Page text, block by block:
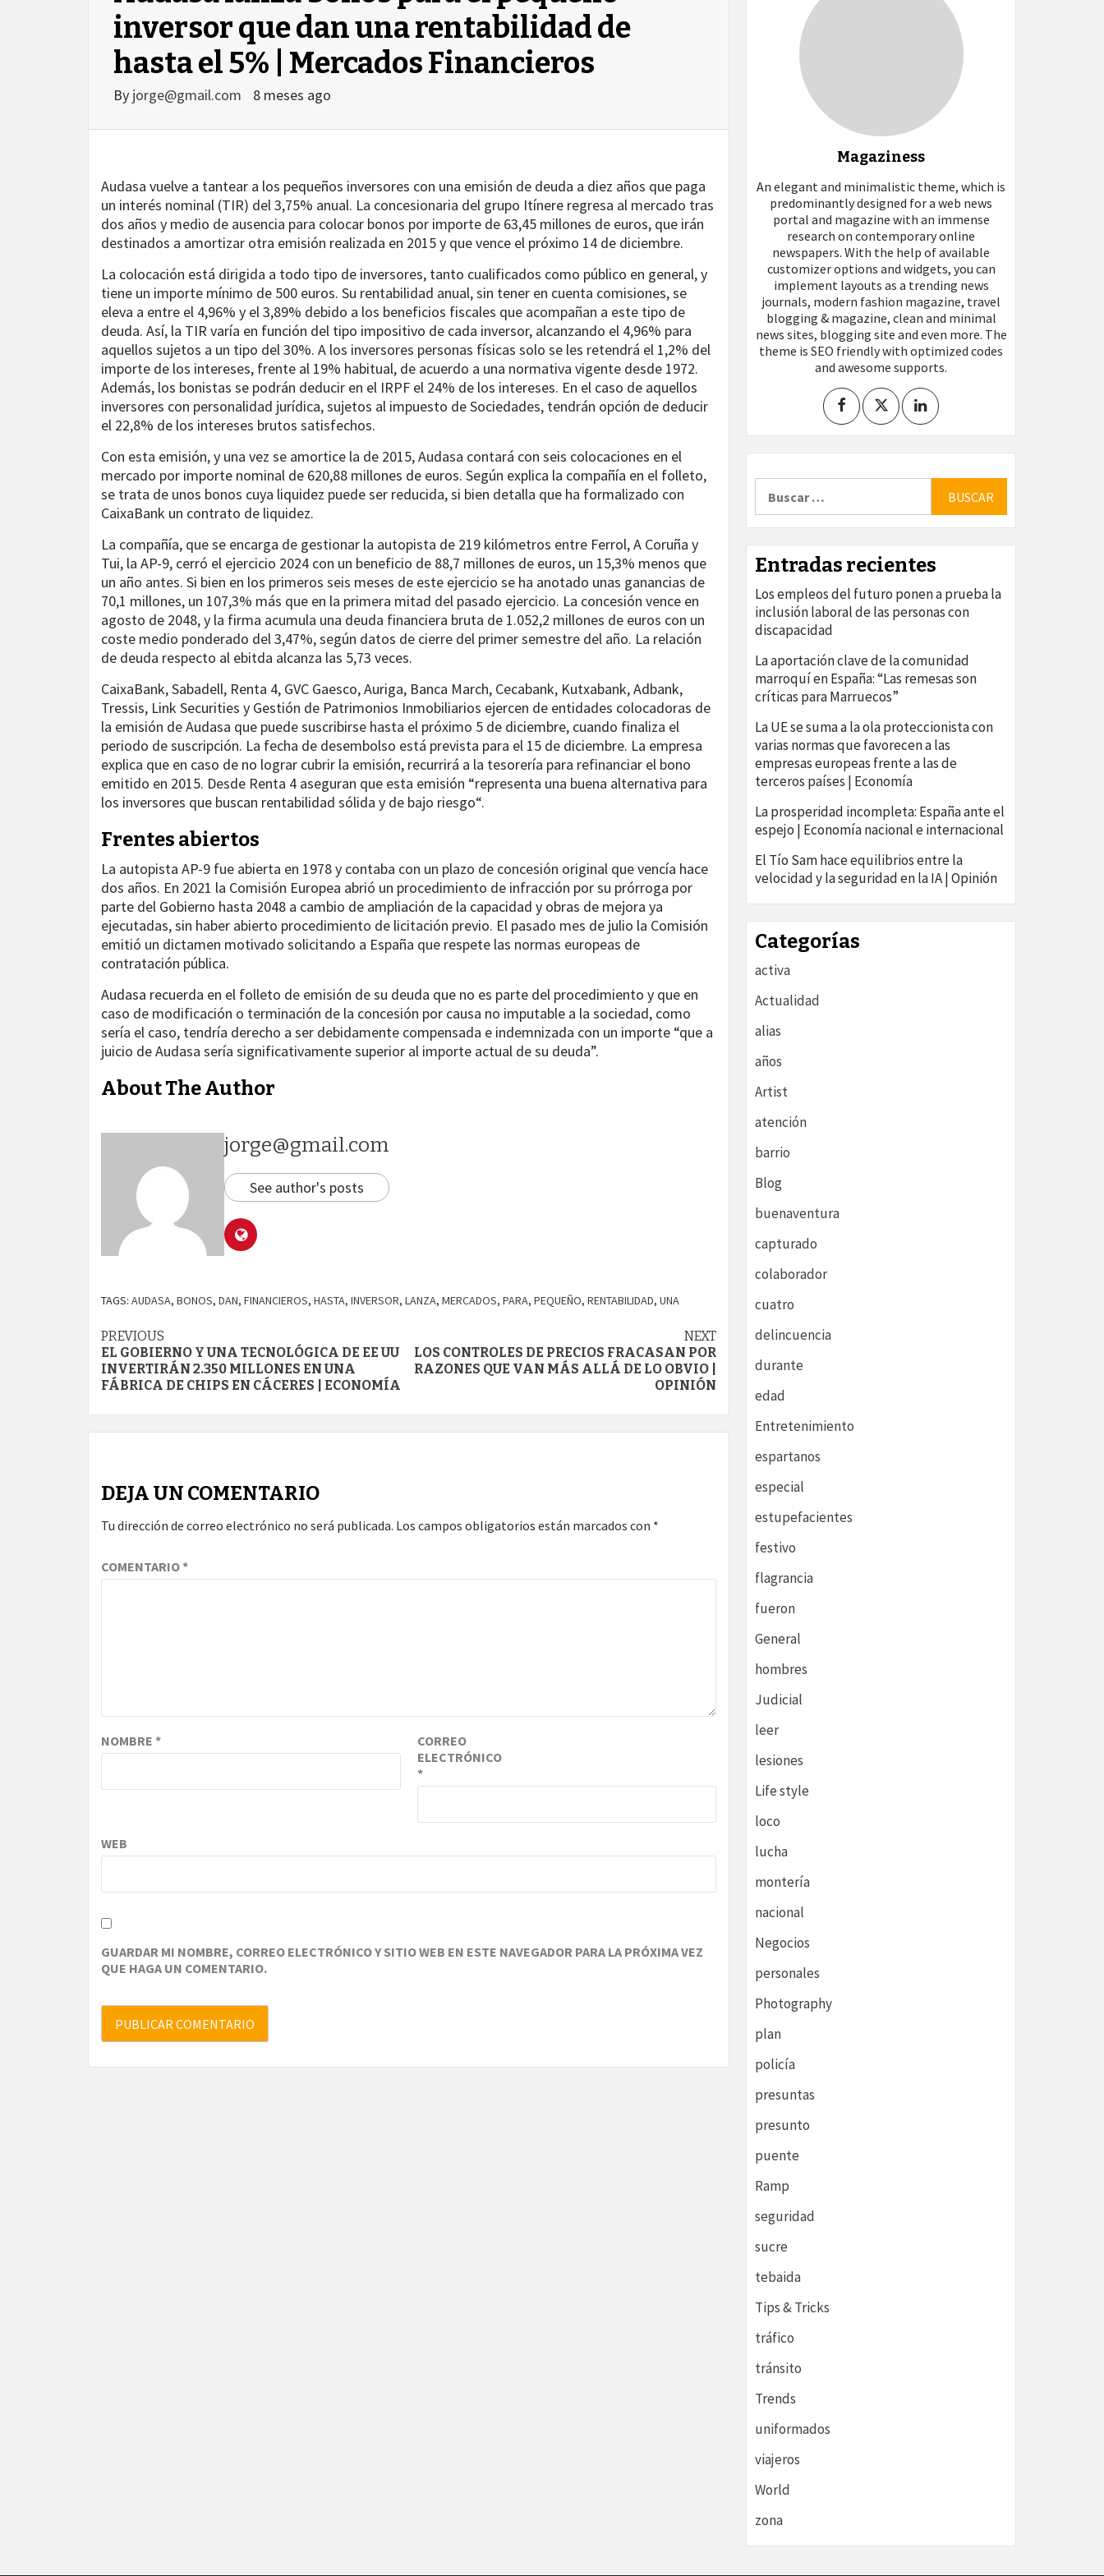
inversor que dan una rentabilidad de
hasta el 5% | Mercados Financieros
By jorge@gmail.com 8 meses ago
Audasa vuelve a tantear a los pequeños inversores con una emisión de deuda a diez años que paga
un interés nominal (TIR) del 3,75% anual. La concesionaria del grupo Itínere regresa al mercado tras
dos años y medio de ausencia para colocar bonos por importe de 63,45 millones de euros, que irán
destinados a amortizar otra emisión realizada en 2015 y que vence el próximo 14 de diciembre.
La colocación está dirigida a todo tipo de inversores, tanto cualificados como público en general, y
tiene un importe mínimo de 500 euros. Su rentabilidad anual, sin tener en cuenta comisiones, se
eleva a entre el 4,96% y el 3,89% debido a los beneficios fiscales que acompañan a este tipo de
deuda. Así, la TIR varía en función del tipo impositivo de cada inversor, alcanzando el 4,96% para
aquellos sujetos a un tipo del 30%. A los inversores personas físicas solo se les retendrá el 1,2% del
importe de los intereses, frente al 19% habitual, de acuerdo a una normativa vigente desde 1972.
Además, los bonistas se podrán deducir en el IRPF el 24% de los intereses. En el caso de aquellos
inversores con personalidad jurídica, sujetos al impuesto de Sociedades, tendrán opción de deducir
el 22,8% de los intereses brutos satisfechos.
Con esta emisión, y una vez se amortice la de 2015, Audasa contará con seis colocaciones en el
mercado por importe nominal de 620,88 millones de euros. Según explica la compañía en el folleto,
se trata de unos bonos cuya liquidez puede ser reducida, si bien detalla que ha formalizado con
CaixaBank un contrato de liquidez.
La compañía, que se encarga de gestionar la autopista de 219 kilómetros entre Ferrol, A Coruña y
Tui, la AP-9, cerró el ejercicio 2024 con un beneficio de 88,7 millones de euros, un 15,3% menos que
un año antes. Si bien en los primeros seis meses de este ejercicio se ha anotado unas ganancias de
70,1 millones, un 107,3% más que en la primera mitad del pasado ejercicio. La concesión vence en
agosto de 2048, y la firma acumula una deuda financiera bruta de 1.052,2 millones de euros con un
coste medio ponderado del 3,47%, según datos de cierre del primer semestre del año. La relación
de deuda respecto al ebitda alcanza las 5,73 veces.
CaixaBank, Sabadell, Renta 4, GVC Gaesco, Auriga, Banca March, Cecabank, Kutxabank, Adbank,
Tressis, Link Securities y Gestión de Patrimonios Inmobiliarios ejercen de entidades colocadoras de
la emisión de Audasa que puede suscribirse hasta el próximo 5 de diciembre, cuando finaliza el
periodo de suscripción. La fecha de desembolso está prevista para el 15 de diciembre. La empresa
explica que en caso de no lograr cubrir la emisión, recurrirá a la tesorería para refinanciar el bono
emitido en 2015. Desde Renta 4 aseguran que esta emisión “representa una buena alternativa para
los inversores que buscan rentabilidad sólida y de bajo riesgo“.
Frentes abiertos
La autopista AP-9 fue abierta en 1978 y contaba con un plazo de concesión original que vencía hace
dos años. En 2021 la Comisión Europea abrió un procedimiento de infracción por su prórroga por
parte del Gobierno hasta 2048 a cambio de ampliación de la capacidad y obras de mejora ya
ejecutadas, sin haber abierto procedimiento de licitación previo. El pasado mes de julio la Comisión
emitió un dictamen motivado solicitando a España que respete las normas europeas de
contratación pública.
Audasa recuerda en el folleto de emisión de su deuda que no es parte del procedimiento y que en
caso de modificación o terminación de la concesión por causa no imputable a la sociedad, como
sería el caso, tendría derecho a ser debidamente compensada e indemnizada con un importe “que a
juicio de Audasa sería significativamente superior al importe actual de su deuda”.
About The Author
jorge@gmail.com
See author's posts
TAGS: AUDASA, BONOS, DAN, FINANCIEROS, HASTA, INVERSOR, LANZA, MERCADOS, PARA, PEQUEÑO, RENTABILIDAD, UNA
Continue
Reading
PREVIOUS
EL GOBIERNO Y UNA TECNOLÓGICA DE EE UU
INVERTIRÁN 2.350 MILLONES EN UNA
FÁBRICA DE CHIPS EN CÁCERES | ECONOMÍA
NEXT
LOS CONTROLES DE PRECIOS FRACASAN POR
RAZONES QUE VAN MÁS ALLÁ DE LO OBVIO |
OPINIÓN
DEJA UN COMENTARIO
Tu dirección de correo electrónico no será publicada. Los campos obligatorios están marcados con *
COMENTARIO*
NOMBRE *
CORREO
ELECTRÓNICO
*
WEB
GUARDAR MI NOMBRE, CORREO ELECTRÓNICO Y SITIO WEB EN ESTE NAVEGADOR PARA LA PRÓXIMA VEZ
QUE HAGA UN COMENTARIO.
Magaziness
An elegant and minimalistic theme, which is
predominantly designed for a web news
portal and magazine with an immense
research on contemporary online
newspapers. With the help of available
customizer options and widgets, you can
implement layouts as a trending news
journals, modern fashion magazine, travel
blogging & magazine, clean and minimal
news sites, blogging site and even more. The
theme is SEO friendly with optimized codes
and awesome supports.
Entradas recientes
Los empleos del futuro ponen a prueba la
inclusión laboral de las personas con
discapacidad
La aportación clave de la comunidad
marroquí en España: “Las remesas son
críticas para Marruecos”
La UE se suma a la ola proteccionista con
varias normas que favorecen a las
empresas europeas frente a las de
terceros países | Economía
La prosperidad incompleta: España ante el
espejo | Economía nacional e internacional
El Tío Sam hace equilibrios entre la
velocidad y la seguridad en la IA | Opinión
Categorías
activa
Actualidad
alias
años
Artist
atención
barrio
Blog
buenaventura
capturado
colaborador
cuatro
delincuencia
durante
edad
Entretenimiento
espartanos
especial
estupefacientes
festivo
flagrancia
fueron
General
hombres
Judicial
leer
lesiones
Life style
loco
lucha
montería
nacional
Negocios
personales
Photography
plan
policía
presuntas
presunto
puente
Ramp
seguridad
sucre
tebaida
Tips & Tricks
tráfico
tránsito
Trends
uniformados
viajeros
World
zona